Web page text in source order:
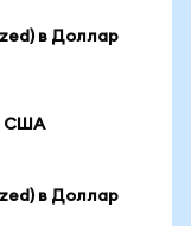
в Доллар
США
в Доллар